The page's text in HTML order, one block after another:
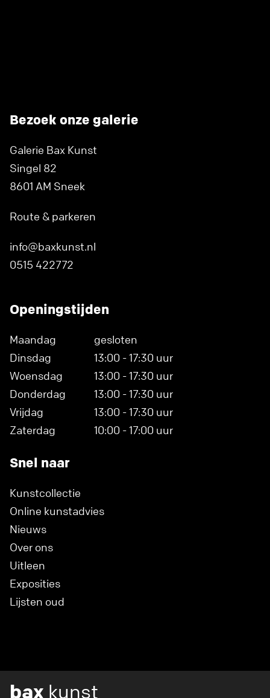
Bezoek onze galerie
Galerie Bax Kunst
Singel 82
8601 AM Sneek
Route & parkeren
info@baxkunst.nl
0515 422772
Openingstijden
Maandag
gesloten
Dinsdag
13:00 - 17:30 uur
Woensdag
13:00 - 17:30 uur
Donderdag
13:00 - 17:30 uur
Vrijdag
13:00 - 17:30 uur
Zaterdag
10:00 - 17:00 uur
Snel naar
Kunstcollectie
Online kunstadvies
Nieuws
Over ons
Uitleen
Exposities
Lijsten oud
bax kunst